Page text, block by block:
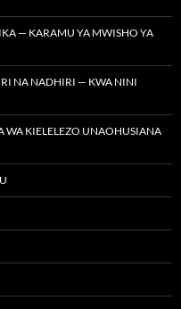
— KARAMU YA MWISHO YA
NA NADHIRI — KWA NINI
WA KIELELEZO UNAOHUSIANA